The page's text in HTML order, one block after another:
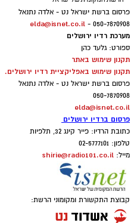
פרסום ברשת ישראל נט - אלדה נתנאל
050-7870908 -
elda@isnet.co.il
מערכת רדיו ירושלים
ספורט: גלעד כהן
תקנון שימוש באתר
תקנון שימוש באפליקציית רדיו ירושלים.
פרסום ברשת ישראל נט - אלדה נתנאל
050-7870908
elda@isnet.co.il
פרסום ברדיו ירושלים
כתובת הרדיו: פייר קינג 32, תלפיות
טלפון: 02-5777101
מייל: shirie@radio101.co.il
קבוצת התקשורת ומקומוני הרשת: